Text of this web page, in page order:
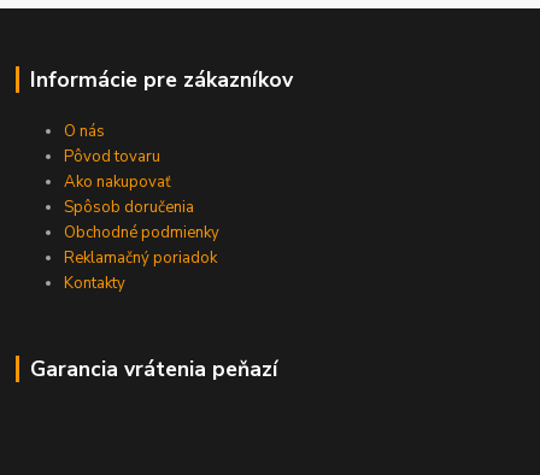
Informácie pre zákazníkov
O nás
Pôvod tovaru
Ako nakupovať
Spôsob doručenia
Obchodné podmienky
Reklamačný poriadok
Kontakty
Garancia vrátenia peňazí